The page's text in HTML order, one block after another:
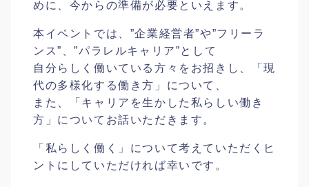
めに、今か らの準備が必要といえます。
本イベントでは、”企業経営者”や”フリーラ
ンス”、”パラレルキャリア”として
自分らしく働いている方々をお招きし、「現
代の多様化す る働き方」について、
また、「キャリアを生かした私らしい働き
方」についてお話いただきます。
「私らしく働く」について考えていただくヒ
ントにしてい ただければ幸いです。